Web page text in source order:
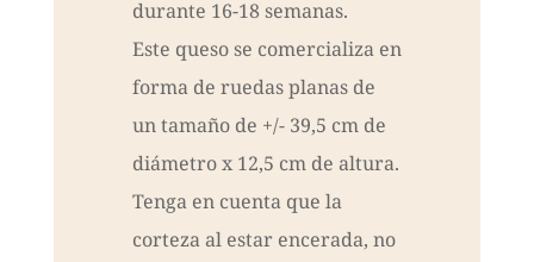
durante 16-18 semanas.
Este queso se comercializa en
forma de ruedas planas de
un tamaño de +/- 39,5 cm de
diámetro x 12,5 cm de altura.
Tenga en cuenta que la
corteza al estar encerada, no